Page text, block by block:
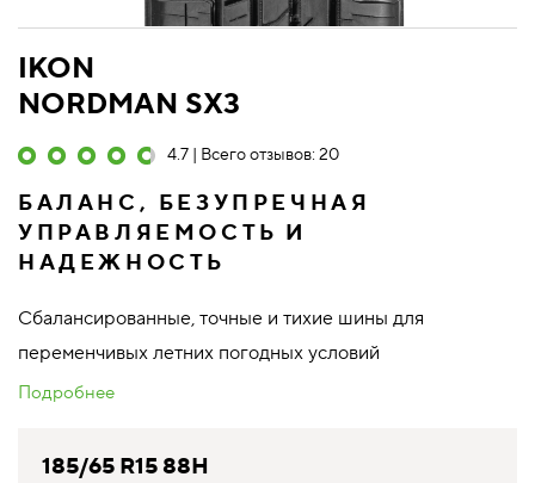
IKON
NORDMAN SX3
4.7 | Всего отзывов: 20
БАЛАНС, БЕЗУПРЕЧНАЯ
УПРАВЛЯЕМОСТЬ И
НАДЕЖНОСТЬ
Сбалансированные, точные и тихие шины для
переменчивых летних погодных условий
Подробнее
185/65 R15 88H